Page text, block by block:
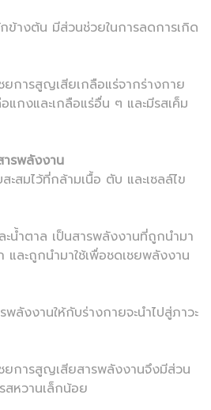
ข้างต้น มีส่วนช่วยในการลดการเกิด
ยการสูญเสียเกลือแร่จากร่างกาย
กงและเกลือแร่อื่น ๆ และมีรสเค็ม
ารพลังงาน
สมไว้ที่กล้ามเนื้อ ตับ และเซลล์ไข
ะน้ำตาล เป็นสารพลังงานที่ถูกนำมา
และถูกนำมาใช้เพื่อชดเชยพลังงาน
ลังงานให้กับร่างกายจะนำไปสู่ภาวะ
ยการสูญเสียสารพลังงานจึงมีส่วน
สหวานเล็กน้อย